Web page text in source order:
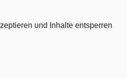
und Inhalte entsperren